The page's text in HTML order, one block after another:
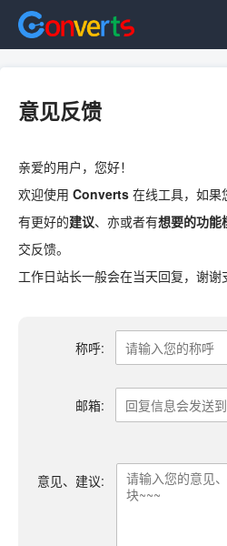
意见反馈
亲爱的用户，您好！
欢迎使用 Converts 在线工具，如果
有更好的建议、亦或者有想要的功能
交反馈。
工作日站长一般会在当天回复，谢谢
称呼:
邮箱:
意见、建议: